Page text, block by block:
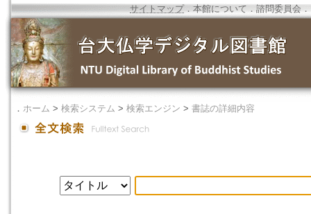
サイトマップ．本館について ． 諮問委員会 ．
． ホーム > 検索システム > 検索エンジン > 書誌の詳細内容